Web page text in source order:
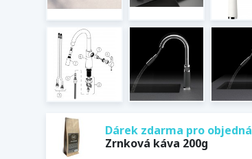
Dárek zdarma pro
Zrnková káva 200g